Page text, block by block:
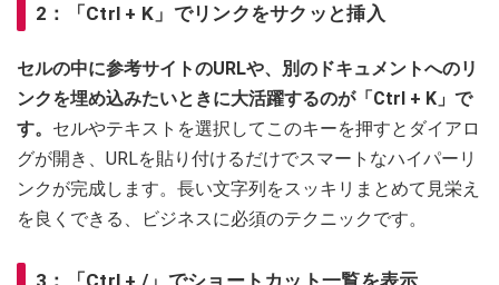
2：「Ctrl + K」でリンクをサクッと挿入
セルの中に参考サイトのURLや、別のドキュメントへのリ
ンクを埋め込みたいときに大活躍するのが「Ctrl + K」で
す。 セルやテキストを選択してこのキーを押すとダイアロ
グが開き、URLを貼り付けるだけでスマートなハイパーリ
ンクが完成します。長い文字列をスッキリまとめて見栄え
を良くできる、ビジネスに必須のテクニックです。